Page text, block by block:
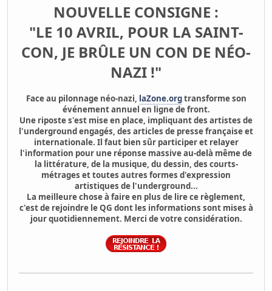
NOUVELLE CONSIGNE :
"LE 10 AVRIL, POUR LA SAINT-
CON, JE BRÛLE UN CON DE NÉO-
NAZI !"
Face au pilonnage néo-nazi, laZone.orgtransforme son
événement annuel en ligne de front.
Une riposte s'est mise en place, impliquant des artistes de
l'underground engagés, des articles de presse française et
internationale. Il faut bien sûr participer et relayer
l'information pour une réponse massive au-delà même de
la littérature, de la musique, du dessin, des courts-
métrages et toutes autres formes d'expression
artistiques de l'underground...
La meilleure chose à faire en plus de lire ce règlement,
c'est de rejoindre le QG dont les informations sont mises à
jour quotidiennement. Merci de votre considération.